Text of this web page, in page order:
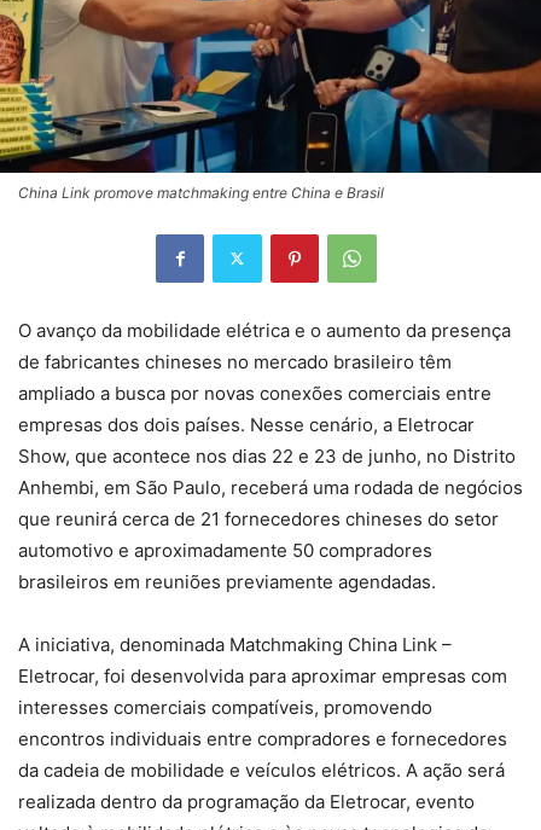
China Link promove matchmaking entre China e Brasil
O avanço da mobilidade elétrica e o aumento da presença
de fabricantes chineses no mercado brasileiro têm
ampliado a busca por novas conexões comerciais entre
empresas dos dois países. Nesse cenário, a Eletrocar
Show, que acontece nos dias 22 e 23 de junho, no Distrito
Anhembi, em São Paulo, receberá uma rodada de negócios
que reunirá cerca de 21 fornecedores chineses do setor
automotivo e aproximadamente 50 compradores
brasileiros em reuniões previamente agendadas.
A iniciativa, denominada Matchmaking China Link –
Eletrocar, foi desenvolvida para aproximar empresas com
interesses comerciais compatíveis, promovendo
encontros individuais entre compradores e fornecedores
da cadeia de mobilidade e veículos elétricos. A ação será
realizada dentro da programação da Eletrocar, evento